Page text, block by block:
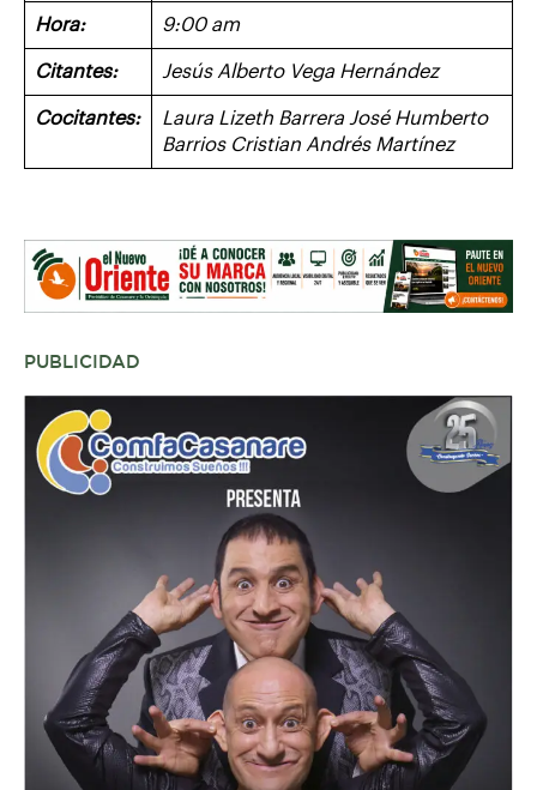
Hora: 9:00 am
Citantes: Jesús Alberto Vega Hernández
Cocitantes: Laura Lizeth Barrera José Humberto
Barrios Cristian Andrés Martínez
PUBLICIDAD